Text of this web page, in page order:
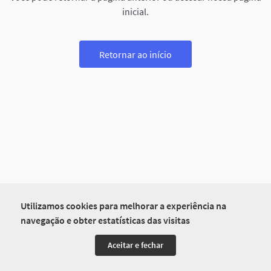
Utilizamos cookies para melhorar a experiência na
navegação e obter estatísticas das visitas
Aceitar e fechar
inicial.
Retornar ao início